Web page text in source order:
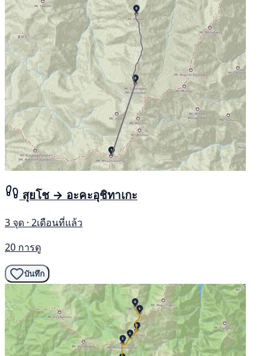
สุยโช → อะคะอุชิทาเกะ
3 จุด · 2เดือนที่แล้ว
20 การดู
บันทึก